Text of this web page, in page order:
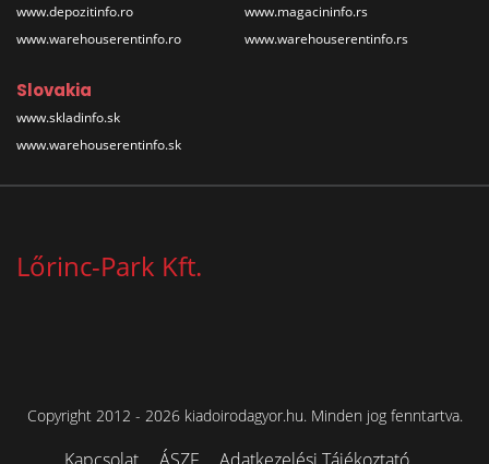
www.depozitinfo.ro
www.warehouserentinfo.ro
www.magacininfo.rs
www.warehouserentinfo.rs
Slovakia
www.skladinfo.sk
www.warehouserentinfo.sk
Lőrinc-Park Kft.
Copyright 2012 - 2026 kiadoirodagyor.hu. Minden jog fenntartva.